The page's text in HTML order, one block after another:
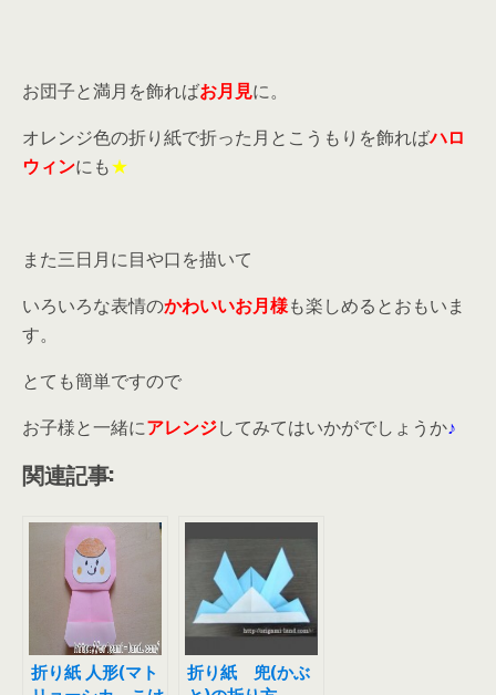
お団子と満月を飾ればお月見に。
オレンジ色の折り紙で折った月とこうもりを飾ればハロ
ウィンにも★
また三日月に目や口を描いて
いろいろな表情のかわいいお月様も楽しめるとおもいま
す。
とても簡単ですので
お子様と一緒にアレンジしてみてはいかがでしょうか♪
関連記事:
折り紙 人形(マト
折り紙 兜(かぶ